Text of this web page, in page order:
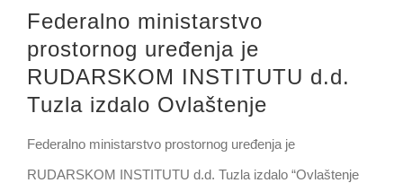
Federalno ministarstvo
prostornog uređenja je
RUDARSKOM INSTITUTU d.d.
Tuzla izdalo Ovlaštenje
Federalno ministarstvo prostornog uređenja je
RUDARSKOM INSTITUTU d.d. Tuzla izdalo “Ovlaštenje